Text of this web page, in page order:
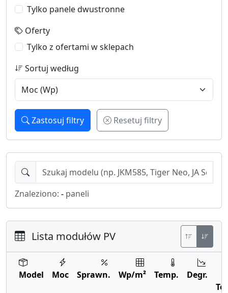
Tylko panele dwustronne
Oferty
Tylko z ofertami w sklepach
Sortuj według
Zastosuj filtry Resetuj filtry
Znaleziono: - paneli
Lista modułów PV
Model Moc Sprawn. Wp/m² Temp.
Degr.